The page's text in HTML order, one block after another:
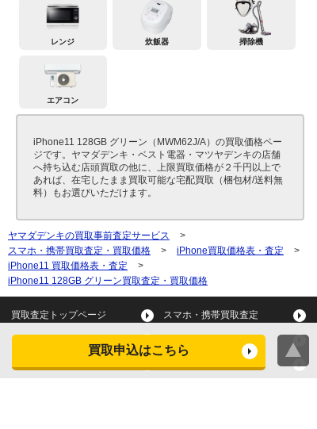
買取申込はこちら
レンジ 炊飯器 掃除機
エアコン
iPhone11 128GB グリーン（MWM62J/A）の買取価格ペー
ジです。ヤマダデンキ・ベスト電器・マツヤデンキの店舗
へ持ち込む店頭買取の他に、上限買取価格が２千円以上で
あれば、在宅したまま買取可能な宅配買取（梱包材/送料無
料）もお選びいただけます。
ヤマダデンキの買取事前査定サービス
>
スマホ・携帯買取査定・買取価格
> iPhone買取価格表・査定
>
iPhone11 買取価格表・査定
>
iPhone11 128GB グリーン買取査定・買取価格
買取査定トップページ スマホ・携帯買取査定
タブレット買取査定
スマートウォッチ買取査定